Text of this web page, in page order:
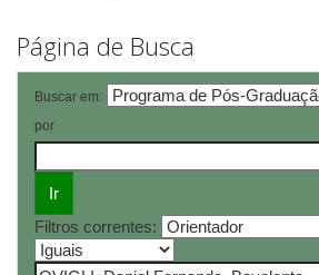
Página de Busca
Buscar em:
por
Filtros correntes: